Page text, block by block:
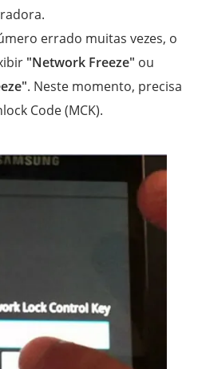
errado muitas vezes, o
"Network Freeze" ou
. Neste momento, precisa
Code (MCK).